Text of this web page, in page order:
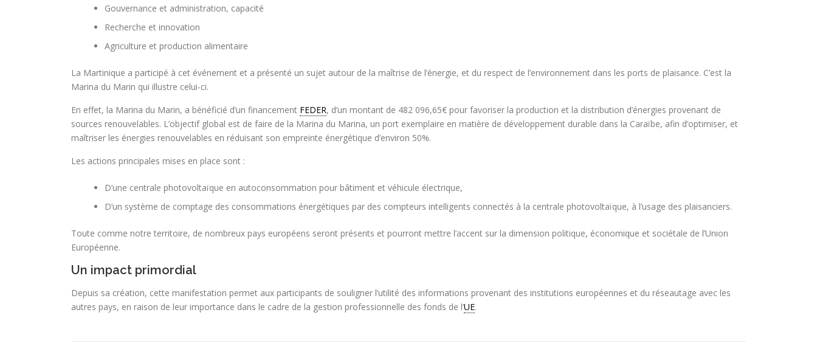
Gouvernance et administration, capacité
Recherche et innovation
Agriculture et production alimentaire
La Martinique a participé à cet événement et a présenté un sujet autour de la maîtrise de l’énergie, et du respect de l’environnement dans les ports de plaisance. C’est la
Marina du Marin qui illustre celui-ci.
En effet, la Marina du Marin, a bénéficié d’un financement FEDER, d’un montant de 482 096,65€ pour favoriser la production et la distribution d’énergies provenant de
sources renouvelables. L’objectif global est de faire de la Marina du Marina, un port exemplaire en matière de développement durable dans la Caraïbe, afin d’optimiser, et
maîtriser les énergies renouvelables en réduisant son empreinte énergétique d’environ 50%.
Les actions principales mises en place sont :
D’une centrale photovoltaïque en autoconsommation pour bâtiment et véhicule électrique,
D’un système de comptage des consommations énergétiques par des compteurs intelligents connectés à la centrale photovoltaïque, à l’usage des plaisanciers.
Toute comme notre territoire, de nombreux pays européens seront présents et pourront mettre l’accent sur la dimension politique, économique et sociétale de l’Union
Européenne.
Un impact primordial
Depuis sa création, cette manifestation permet aux participants de souligner l’utilité des informations provenant des institutions européennes et du réseautage avec les
autres pays, en raison de leur importance dans le cadre de la gestion professionnelle des fonds de l’UE.